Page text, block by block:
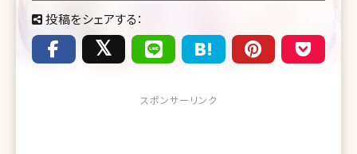
投稿をシェアする：
スポンサーリンク